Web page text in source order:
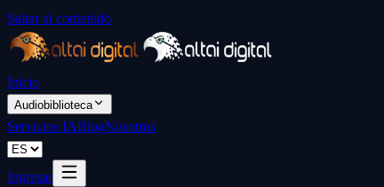
Saltar al contenido
Inicio
Audiobiblioteca
Servicios IABlogNosotros
Ingresar